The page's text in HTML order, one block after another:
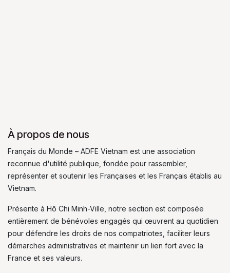
À propos de nous
Français du Monde – ADFE Vietnam est une association
reconnue d'utilité publique, fondée pour rassembler,
représenter et soutenir les Françaises et les Français établis au
Vietnam.
Présente à Hô Chi Minh-Ville, notre section est composée
entièrement de bénévoles engagés qui œuvrent au quotidien
pour défendre les droits de nos compatriotes, faciliter leurs
démarches administratives et maintenir un lien fort avec la
France et ses valeurs.